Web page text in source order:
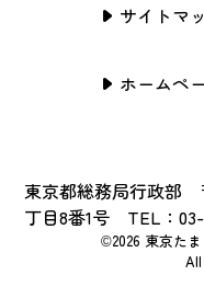
サイトマ
ホームペ
東京都総務局行政部
丁目8番1号 TEL：03-
©2026 東京た